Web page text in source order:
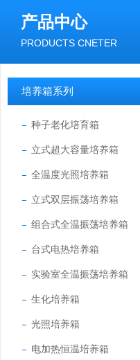
产品中心
PRODUCTS CNETER
培养箱系列
种子老化培育箱
立式超大容量培养箱
全温度光照培养箱
立式双层振荡培养箱
组合式全温振荡培养箱
台式电热培养箱
实验室全温振荡培养箱
生化培养箱
光照培养箱
电加热恒温培养箱